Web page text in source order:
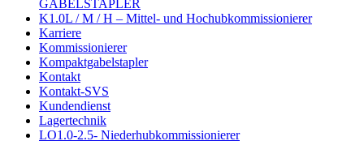
GABELSTAPLER
K1.0L / M / H – Mittel- und Hochubkommissionierer
Karriere
Kommissionierer
Kompaktgabelstapler
Kontakt
Kontakt-SVS
Kundendienst
Lagertechnik
LO1.0-2.5- Niederhubkommissionierer